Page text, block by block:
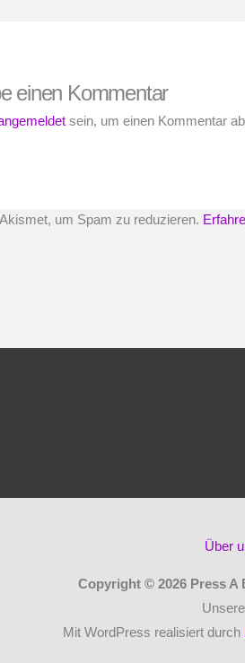
einen Kommentar
sein, um einen Kommentar
um Spam zu reduzieren.
Über
Copyright © 2026 Press A
Mit WordPress realisiert durch